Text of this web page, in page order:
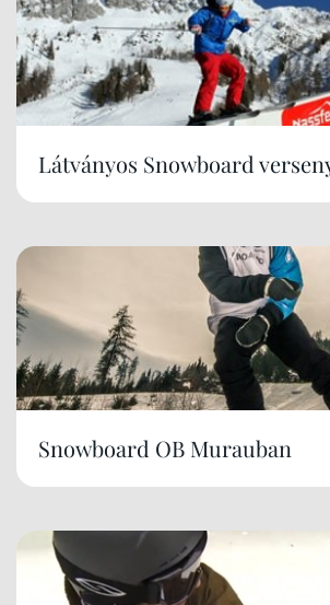
Látványos Snowboard
Snowboard OB Murauban